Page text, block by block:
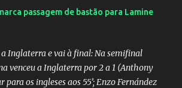
passagem de bastão para Lamine
Inglaterra e vai à final: Na semifinal
venceu a Inglaterra por 2 a 1 (Anthony
os ingleses aos 55’; Enzo Fernández